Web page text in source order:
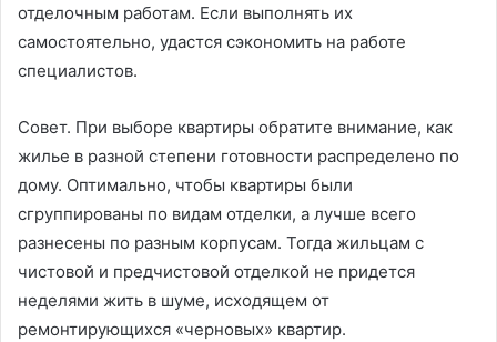
отделочным работам. Если выполнять их
самостоятельно, удастся сэкономить на работе
специалистов.
Совет. При выборе квартиры обратите внимание, как
жилье в разной степени готовности распределено по
дому. Оптимально, чтобы квартиры были
сгруппированы по видам отделки, а лучше всего
разнесены по разным корпусам. Тогда жильцам с
чистовой и предчистовой отделкой не придется
неделями жить в шуме, исходящем от
ремонтирующихся «черновых» квартир.